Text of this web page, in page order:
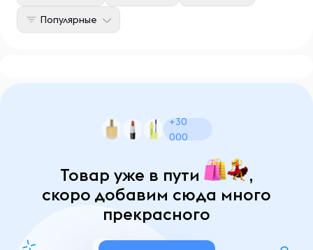
Популярные
+30
000
Товар уже в пути
,
скоро добавим сюда много
прекрасного